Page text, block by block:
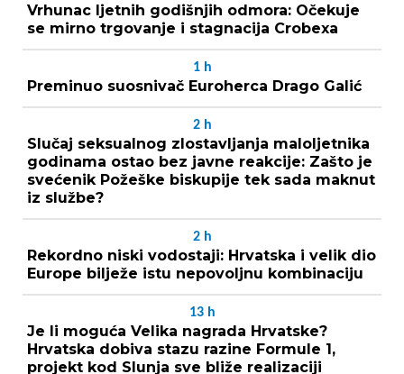
Vrhunac ljetnih godišnjih odmora: Očekuje
se mirno trgovanje i stagnacija Crobexa
1 h
Preminuo suosnivač Euroherca Drago Galić
2 h
Slučaj seksualnog zlostavljanja maloljetnika
godinama ostao bez javne reakcije: Zašto je
svećenik Požeške biskupije tek sada maknut
iz službe?
2 h
Rekordno niski vodostaji: Hrvatska i velik dio
Europe bilježe istu nepovoljnu kombinaciju
13 h
Je li moguća Velika nagrada Hrvatske?
Hrvatska dobiva stazu razine Formule 1,
projekt kod Slunja sve bliže realizaciji